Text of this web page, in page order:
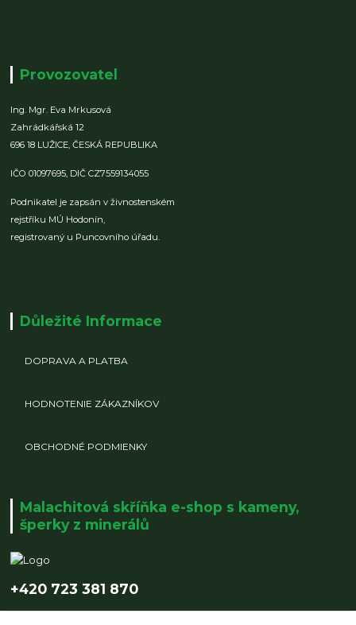
Provozovatel
Ing. Mgr. Eva Mrkusová
Zahrádkářská 12
696 18 LUŽICE,ČESKÁ REPUBLIKA
IČO 01097695, DIČ CZ7559134055
Podnikatel je zapsán v živnostenském
rejstříku MÚ Hodonín,
registrovaný u Puncovního úřadu.
Důležité Informace
DOPRAVA A PLATBA
HODNOTENIE ZÁKAZNÍKOV
OBCHODNÉ PODMIENKY
Malachitová skříňka e-shop s kameny,
šperky z minerálů
+420 723 381 870